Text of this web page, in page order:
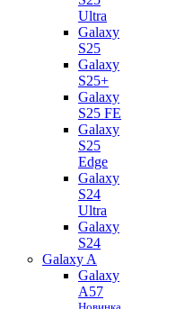
Ultra
Galaxy
S25
Galaxy
S25+
Galaxy
S25 FE
Galaxy
S25
Edge
Galaxy
S24
Ultra
Galaxy
S24
Galaxy A
Galaxy
A57